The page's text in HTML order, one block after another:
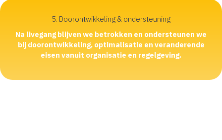
5. Doorontwikkeling & ondersteuning
Na livegang blijven we betrokken en ondersteunen we
bij doorontwikkeling, optimalisatie en veranderende
eisen vanuit organisatie en regelgeving.